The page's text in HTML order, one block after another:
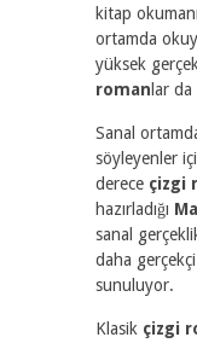
kitap
ortamda
yüksek
roman lar
Sanal
söyleyenler
derece çizgi
hazırladığı
sanal
daha gerçekçi
sunuluyor.
Klasik çizgi